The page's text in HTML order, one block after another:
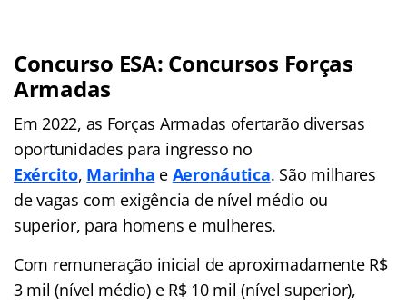
Concurso ESA: Concursos Forças
Armadas
Em 2022, as Forças Armadas ofertarão diversas
oportunidades para ingresso no
Exército, Marinha e Aeronáutica. São milhares
de vagas com exigência de nível médio ou
superior, para homens e mulheres.
Com remuneração inicial de aproximadamente R$
3 mil (nível médio) e R$ 10 mil (nível superior),